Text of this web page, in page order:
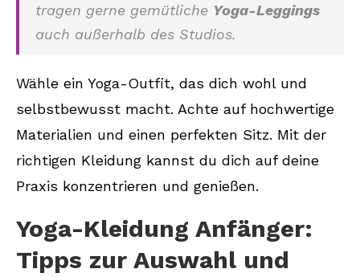
tragen gerne gemütliche Yoga-Leggings
auch außerhalb des Studios.
Wähle ein Yoga-Outfit, das dich wohl und
selbstbewusst macht. Achte auf hochwertige
Materialien und einen perfekten Sitz. Mit der
richtigen Kleidung kannst du dich auf deine
Praxis konzentrieren und genießen.
Yoga-Kleidung Anfänger:
Tipps zur Auswahl und